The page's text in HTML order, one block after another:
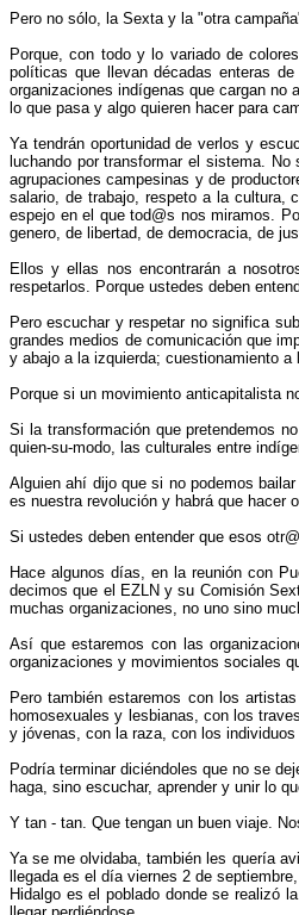
Pero no sólo, la Sexta y la "otra
Porque, con todo y lo variado de
políticas que llevan décadas enteras
organizaciones indígenas que cargan
lo que pasa y algo quieren hacer para
Ya tendrán oportunidad de verlos y
luchando por transformar el sistema.
agrupaciones campesinas y de
salario, de trabajo, respeto a la cultura,
espejo en el que tod@s nos miramos.
genero, de libertad, de democracia, de
Ellos y ellas nos encontrarán a
respetarlos. Porque ustedes deben
Pero escuchar y respetar no significa
grandes medios de comunicación que
y abajo a la izquierda; cuestionamiento
Porque si un movimiento anticapitalista
Si la transformación que pretendemos
quien-su-modo, las culturales entre
Alguien ahí dijo que si no podemos
es nuestra revolución y habrá que hacer
Si ustedes deben entender que esos
Hace algunos días, en la reunión con
decimos que el EZLN y su Comisión
muchas organizaciones, no uno sino
Así que estaremos con las
organizaciones y movimientos sociales
Pero también estaremos con los
homosexuales y lesbianas, con los
y jóvenas, con la raza, con los
Podría terminar diciéndoles que no se
haga, sino escuchar, aprender y unir lo
Y tan - tan. Que tengan un buen viaje.
Ya se me olvidaba, también les quería
llegada es el día viernes 2 de
Hidalgo es el poblado donde se realizó